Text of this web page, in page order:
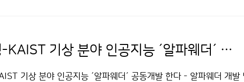
기상청-KAIST 기상 분야 인공지능 ´알파웨더´ 공동개발 한다
기상 분야 인공지능 ´알파웨더´ 공동개발 한다 - 알파웨더 개발